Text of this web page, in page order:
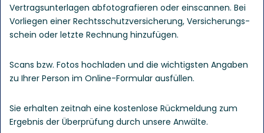
Vertrags­unter­lagen abfotografieren oder einscannen. Bei
Vorliegen einer Rechts­schutz­versicherung, Versicherungs­
schein oder letzte Rechnung hinzufügen.
Scans bzw. Fotos hochladen und die wichtigsten Angaben
zu Ihrer Person im Online-Formular ausfüllen.
Sie erhalten zeitnah eine kostenlose Rück­meldung zum
Ergebnis der Über­prüfung durch unsere Anwälte.